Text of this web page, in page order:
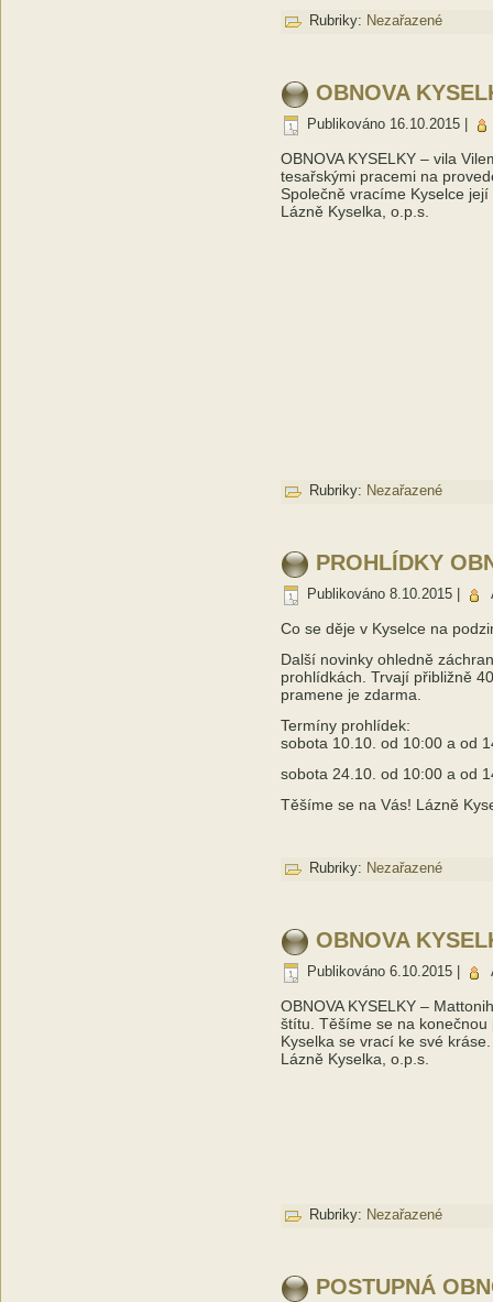
Rubriky: Nezařazené
OBNOVA
Publikováno 16.10.2015
OBNOVA KYSELKY – vila
tesařskými pracemi na
Společně vracíme Kyselce
Lázně Kyselka, o.p.s.
Rubriky: Nezařazené
PROHLÍDKY
Publikováno 8.10.2015
Co se děje v Kyselce na
Další novinky ohledně
prohlídkách. Trvají přibližně
pramene je zdarma.
Termíny prohlídek:
sobota 10.10. od 10:00 a od
sobota 24.10. od 10:00 a od
Těšíme se na Vás! Lázně
Rubriky: Nezařazené
OBNOVA
Publikováno 6.10.2015
OBNOVA KYSELKY –
štítu. Těšíme se na konečnou
Kyselka se vrací ke své kráse.
Lázně Kyselka, o.p.s.
Rubriky: Nezařazené
POSTUPNÁ